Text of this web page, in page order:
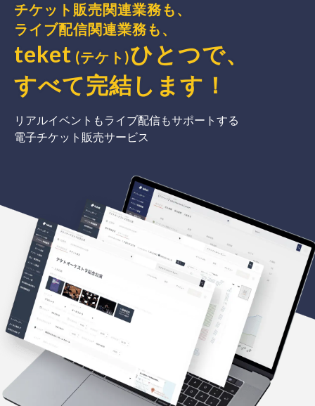
チケット販売関連業務も、
ライブ配信関連業務も、
teket (テケト)ひとつで、
すべて完結 します ！
リアルイベントもライブ配信もサポートする
電子チケット販売サービス